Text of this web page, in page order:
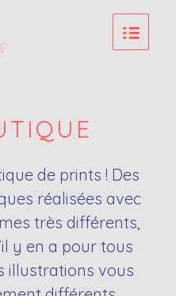
de prints ! Des
réalisées avec
très différents,
y en a pour tous
illustrations vous